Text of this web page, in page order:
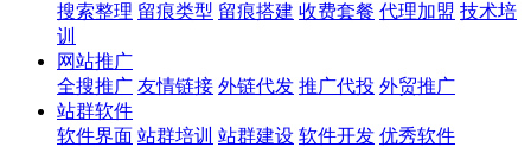
搜索整理 留痕类型 留痕搭建 收费套餐 代理加盟 技术培
训
网站推广
全搜推广 友情链接 外链代发 推广代投 外贸推广
站群软件
软件界面 站群培训 站群建设 软件开发 优秀软件